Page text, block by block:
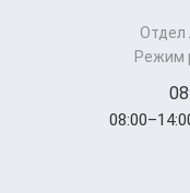
Отдел
Режим